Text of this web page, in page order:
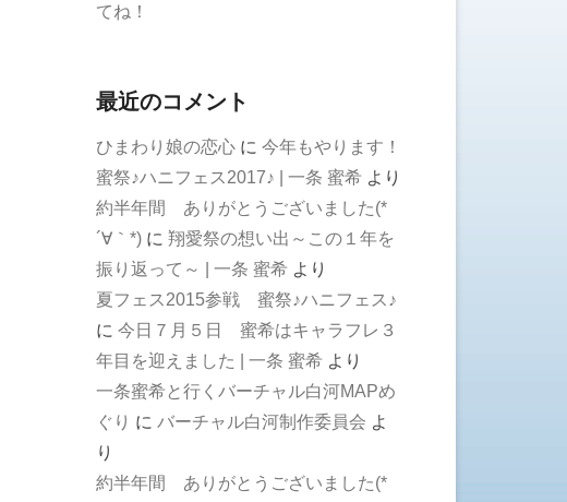
てね！
最近のコメント
ひまわり娘の恋心 に 今年もやります！
蜜祭♪ハニフェス2017♪ | 一条 蜜希 より
約半年間 ありがとうございました(*
´∀｀*) に 翔愛祭の想い出～この１年を
振り返って～ | 一条 蜜希 より
夏フェス2015参戦 蜜祭♪ハニフェス♪
に 今日７月５日 蜜希はキャラフレ３
年目を迎えました | 一条 蜜希 より
一条蜜希と行くバーチャル白河MAPめ
ぐり に バーチャル白河制作委員会 よ
り
約半年間 ありがとうございました(*